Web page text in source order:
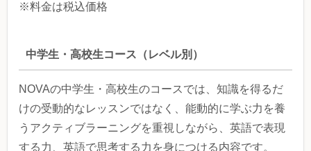
※料金は税込価格
中学生・高校生コース（レベル別）
NOVAの中学生・高校生のコースでは、知識を得るだ
けの受動的なレッスンではなく、能動的に学ぶ力を養
うアクティブラーニングを重視しながら、英語で表現
する力、英語で思考する力を身につける内容です。